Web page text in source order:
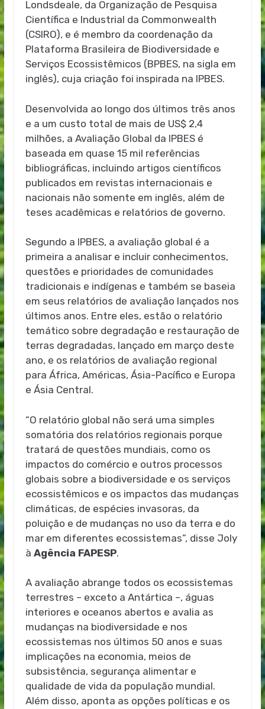
Londsdeale, da Organização de Pesquisa
Científica e Industrial da Commonwealth
(CSIRO), e é membro da coordenação da
Plataforma Brasileira de Biodiversidade e
Serviços Ecossistêmicos (BPBES, na sigla em
inglês), cuja criação foi inspirada na IPBES.
Desenvolvida ao longo dos últimos três anos
e a um custo total de mais de US$ 2,4
milhões, a Avaliação Global da IPBES é
baseada em quase 15 mil referências
bibliográficas, incluindo artigos científicos
publicados em revistas internacionais e
nacionais não somente em inglês, além de
teses acadêmicas e relatórios de governo.
Segundo a IPBES, a avaliação global é a
primeira a analisar e incluir conhecimentos,
questões e prioridades de comunidades
tradicionais e indígenas e também se baseia
em seus relatórios de avaliação lançados nos
últimos anos. Entre eles, estão o relatório
temático sobre degradação e restauração de
terras degradadas, lançado em março deste
ano, e os relatórios de avaliação regional
para África, Américas, Ásia-Pacífico e Europa
e Ásia Central.
“O relatório global não será uma simples
somatória dos relatórios regionais porque
tratará de questões mundiais, como os
impactos do comércio e outros processos
globais sobre a biodiversidade e os serviços
ecossistêmicos e os impactos das mudanças
climáticas, de espécies invasoras, da
poluição e de mudanças no uso da terra e do
mar em diferentes ecossistemas”, disse Joly
à Agência FAPESP.
A avaliação abrange todos os ecossistemas
terrestres – exceto a Antártica –, águas
interiores e oceanos abertos e avalia as
mudanças na biodiversidade e nos
ecossistemas nos últimos 50 anos e suas
implicações na economia, meios de
subsistência, segurança alimentar e
qualidade de vida da população mundial.
Além disso, aponta as opções políticas e os